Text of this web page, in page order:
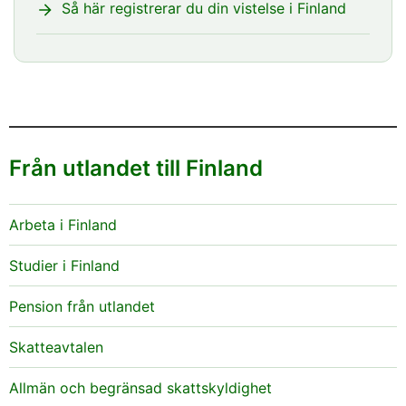
3
Du måste besöka servicestället och bli
identifierad för att få en personbeteckning.
Ta med dig
de ifyllda blanketterna
ett giltigt pass eller ett identitetskort (inte
körkort)
ett giltigt uppehållstillstånd eller ett visum
Så här registrerar du din vistelse i Finland
Från utlandet till Finland
Arbeta i Finland
Studier i Finland
Pension från utlandet
Skatteavtalen
Allmän och begränsad skattskyldighet